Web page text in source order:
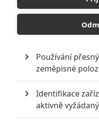
v ní pořádný rachot.
Popořádku: Titulek vám
mluví zatraceně málo.
přilákat vaši pozornost,
Nightvypadá v traileru
, legendární režisér
Tváří v tvář.A ačkoliv Woo
Používání
zeměpisné
Identifikace
aktivně